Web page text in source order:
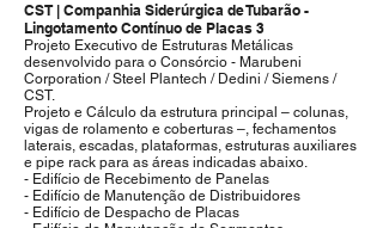
CST | Companhia Siderúrgica de Tubarão -
Lingotamento Contínuo de Placas 3
Projeto Executivo de Estruturas Metálicas
desenvolvido para o Consórcio - Marubeni
Corporation / Steel Plantech / Dedini / Siemens /
CST.
Projeto e Cálculo da estrutura principal – colunas,
vigas de rolamento e coberturas –, fechamentos
laterais, escadas, plataformas, estruturas auxiliares
e pipe rack para as áreas indicadas abaixo.
- Edifício de Recebimento de Panelas
- Edifício de Manutenção de Distribuidores
- Edifício de Despacho de Placas